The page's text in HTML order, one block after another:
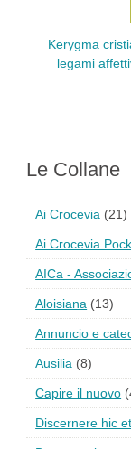
cristiano e i
affettivi (Il)
Le Collane
Ai Crocevia (21)
Ai Crocevia
AICa -
Aloisiana (13)
Annuncio e
Ausilia (8)
Capire il nuovo
Discernere hic